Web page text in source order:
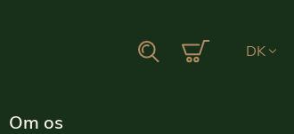
Search Min DK
Om os